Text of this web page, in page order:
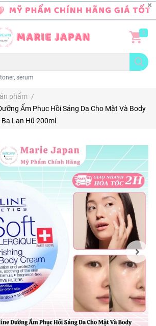
serum
0
phẩm /
Ẩm Phục Hồi Sáng Da Cho Mặt Và Body
Lan Hũ 200ml